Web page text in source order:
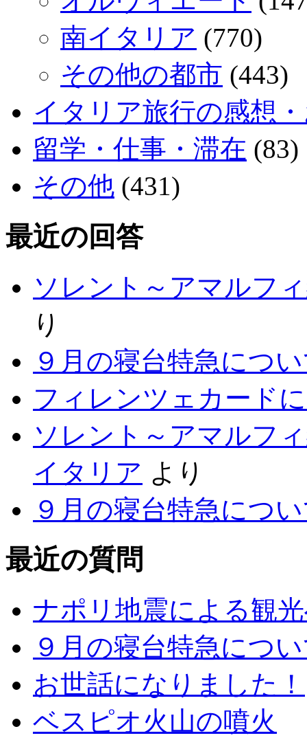
南イタリア (770)
その他の都市 (443)
イタリア旅行の感想
留学・仕事・滞在 (83)
その他 (431)
最近の回答
ソレント～アマルフ
り
９月の寝台特急につ
フィレンツェカード
ソレント～アマルフ
イタリア より
９月の寝台特急につ
最近の質問
ナポリ地震による観
９月の寝台特急につ
お世話になりました！
ベスピオ火山の噴火